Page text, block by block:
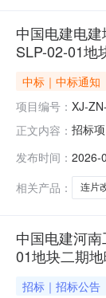
中国电建电
SLP-02-01地
中标｜中标通知
项目编号： XJ-
正文内容： 招标
发布时间： 2026-
相关产品：
连片
中国电建河
01地块二期
招标｜招标公告